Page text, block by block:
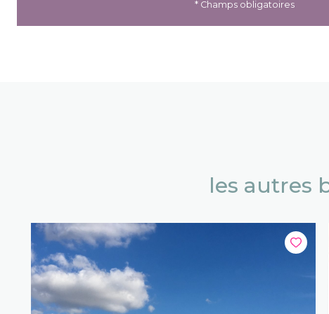
* Champs obligatoires
les autres